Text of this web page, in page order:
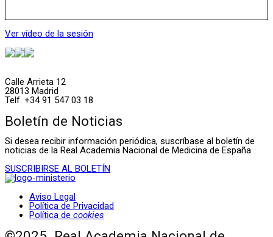
Ver vídeo de la sesión
Calle Arrieta 12
28013 Madrid
Telf. +34 91 547 03 18
Boletín de Noticias
Si desea recibir información periódica, suscríbase al boletín de
noticias de la Real Academia Nacional de Medicina de España
SUSCRIBIRSE AL BOLETÍN
Aviso Legal
Política de Privacidad
Política de cookies